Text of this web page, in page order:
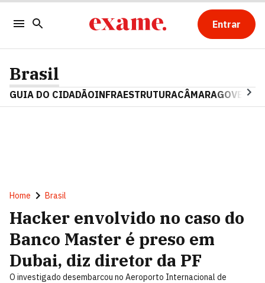
Entrar
Brasil
GUIA DO CIDADÃOINFRAESTRUTURACÂMARAGOVERNO
Home Brasil
Hacker envolvido no caso do
Banco Master é preso em
Dubai, diz diretor da PF
O investigado desembarcou no Aeroporto Internacional de